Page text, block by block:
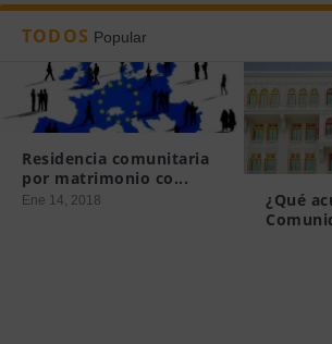
TODOS Popular
Residencia comunitaria
por matrimonio co...
Ene 14, 2018
¿Qué